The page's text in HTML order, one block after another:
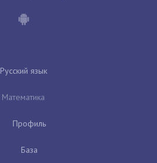
Русский язык
Математика
Профиль
База